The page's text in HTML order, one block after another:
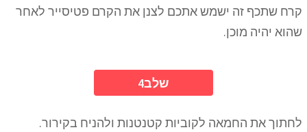
קרח שתכף זה ישמש אתכם לצנן את הקרם פטיסייר לאחר
שהוא יהיה מוכן.
4שלב
לחתוך את החמאה לקוביות קטנטנות ולהניח בקירור.